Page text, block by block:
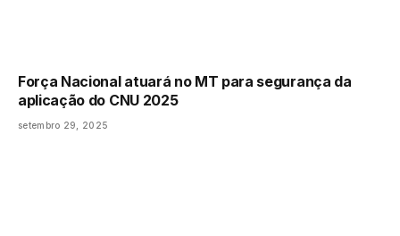
Força Nacional atuará no MT para segurança da
aplicação do CNU 2025
setembro 29, 2025